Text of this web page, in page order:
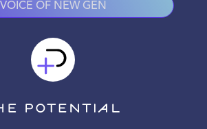
VOICE OF NEW GEN